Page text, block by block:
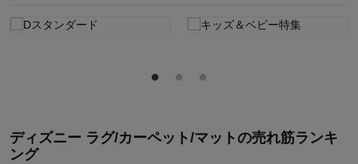
ディズニー ラグ/カーペット/マットの売れ筋ランキ
ング